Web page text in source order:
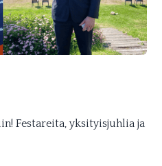
Festareita, yksityisjuhlia ja